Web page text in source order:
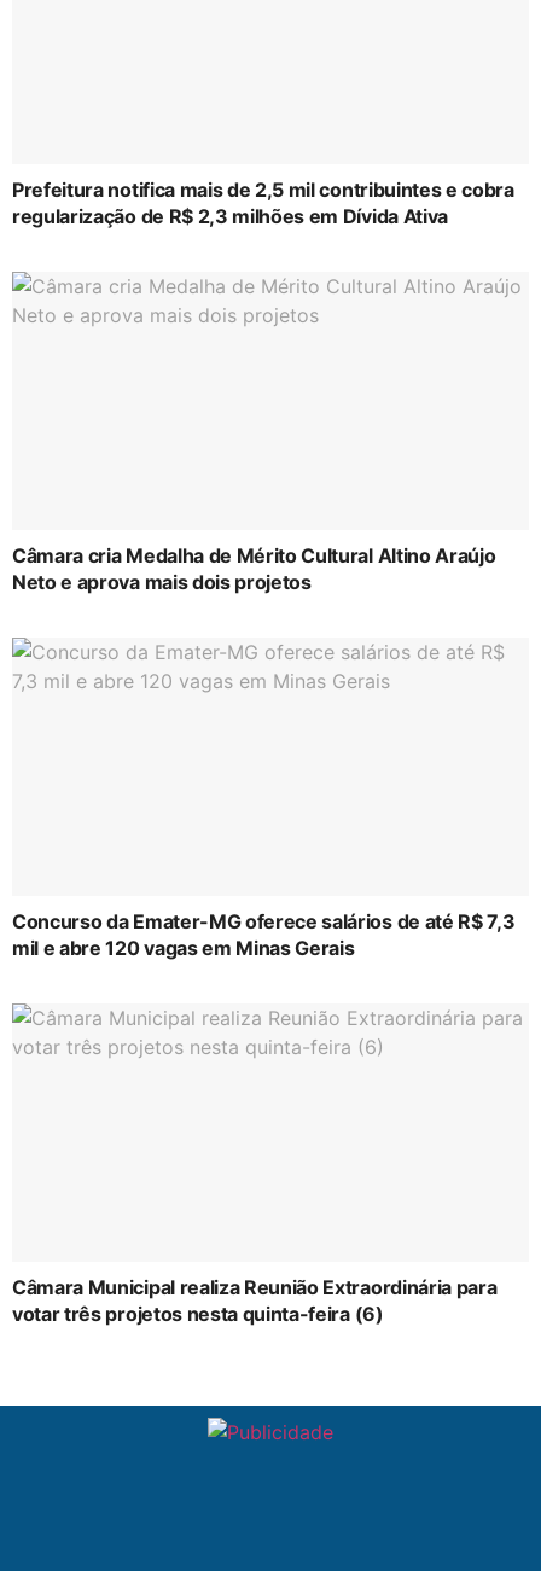
Prefeitura notifica mais de 2,5 mil contribuintes e cobra
regularização de R$ 2,3 milhões em Dívida Ativa
Câmara cria Medalha de Mérito Cultural Altino Araújo
Neto e aprova mais dois projetos
Concurso da Emater-MG oferece salários de até R$ 7,3
mil e abre 120 vagas em Minas Gerais
Câmara Municipal realiza Reunião Extraordinária para
votar três projetos nesta quinta-feira (6)